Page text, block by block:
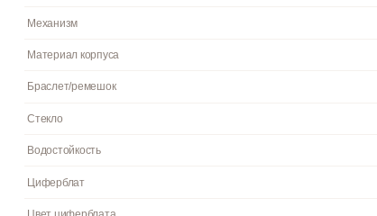
Гарантия
Страна бренда
Артикул